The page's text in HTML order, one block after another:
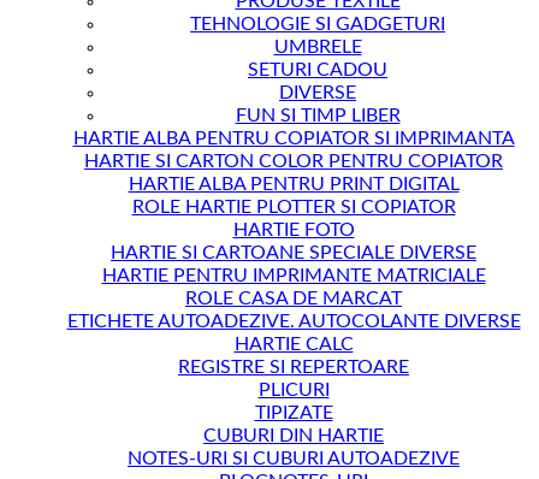
TEHNOLOGIE SI GADGETURI
UMBRELE
SETURI CADOU
DIVERSE
FUN SI TIMP LIBER
HARTIE ALBA PENTRU COPIATOR SI IMPRIMANTA
HARTIE SI CARTON COLOR PENTRU COPIATOR
HARTIE ALBA PENTRU PRINT DIGITAL
ROLE HARTIE PLOTTER SI COPIATOR
HARTIE FOTO
HARTIE SI CARTOANE SPECIALE DIVERSE
HARTIE PENTRU IMPRIMANTE MATRICIALE
ROLE CASA DE MARCAT
ETICHETE AUTOADEZIVE. AUTOCOLANTE DIVERSE
HARTIE CALC
REGISTRE SI REPERTOARE
PLICURI
TIPIZATE
CUBURI DIN HARTIE
NOTES-URI SI CUBURI AUTOADEZIVE